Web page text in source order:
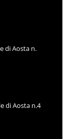
di Aosta n.
di Aosta n.4